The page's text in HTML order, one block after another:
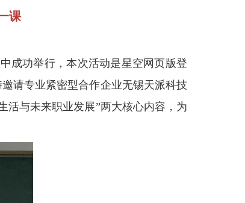
课
成功举行，本次活动是星空网页版登
请专业紧密型合作企业无锡天派科技
活与未来职业发展”两大核心内容，为